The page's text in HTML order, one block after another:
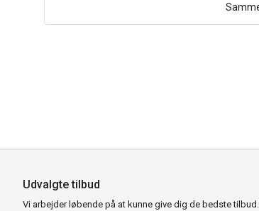
Udvalgte tilbud
Vi arbejder løbende på at kunne give dig de bedste tilbud.